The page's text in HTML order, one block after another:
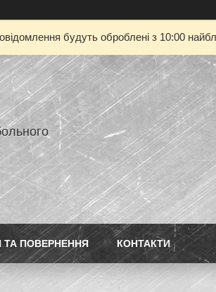
будуть оброблені з 10:00
ТА ПОВЕРНЕННЯ КОНТАКТИ